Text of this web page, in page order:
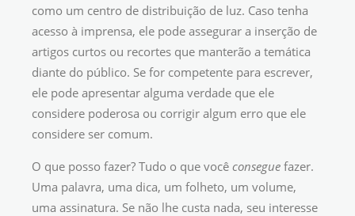
como um centro de distribuição de luz. Caso tenha
acesso à imprensa, ele pode assegurar a inserção de
artigos curtos ou recortes que manterão a temática
diante do público. Se for competente para escrever,
ele pode apresentar alguma verdade que ele
considere poderosa ou corrigir algum erro que ele
considere ser comum.
O que posso fazer? Tudo o que você consegue fazer.
Uma palavra, uma dica, um folheto, um volume,
uma assinatura. Se não lhe custa nada, seu interesse